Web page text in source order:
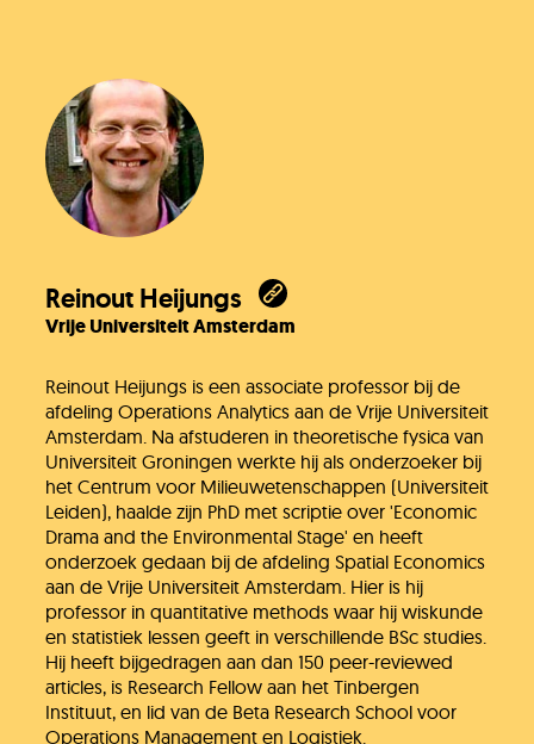
Reinout Heijungs
Vrije Universiteit Amsterdam
Reinout Heijungs is een associate professor bij de
afdeling Operations Analytics aan de Vrije Universiteit
Amsterdam. Na afstuderen in theoretische fysica van
Universiteit Groningen werkte hij als onderzoeker bij
het Centrum voor Milieuwetenschappen (Universiteit
Leiden), haalde zijn PhD met scriptie over 'Economic
Drama and the Environmental Stage' en heeft
onderzoek gedaan bij de afdeling Spatial Economics
aan de Vrije Universiteit Amsterdam. Hier is hij
professor in quantitative methods waar hij wiskunde
en statistiek lessen geeft in verschillende BSc studies.
Hij heeft bijgedragen aan dan 150 peer-reviewed
articles, is Research Fellow aan het Tinbergen
Instituut, en lid van de Beta Research School voor
Operations Management en Logistiek.